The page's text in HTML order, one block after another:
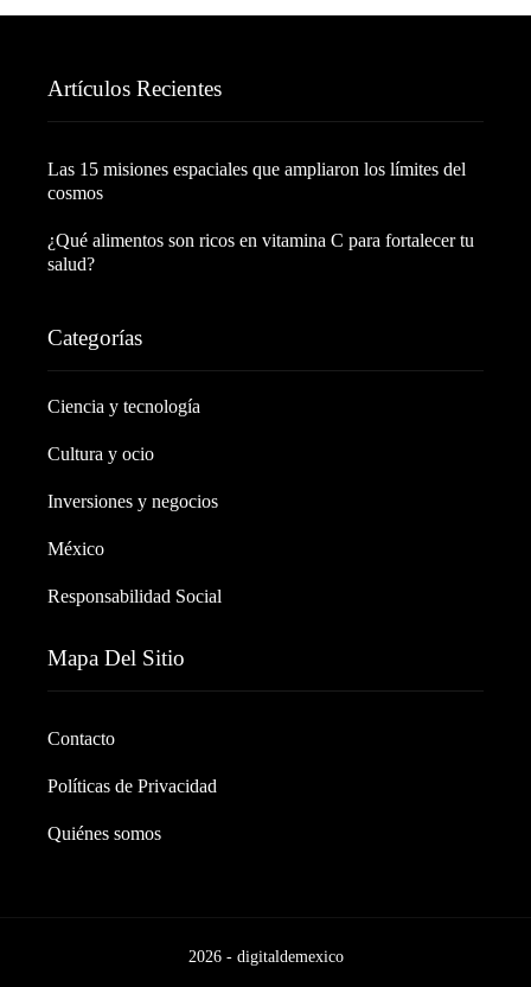
Artículos Recientes
Las 15 misiones espaciales que ampliaron los límites del
cosmos
¿Qué alimentos son ricos en vitamina C para fortalecer tu
salud?
Categorías
Ciencia y tecnología
Cultura y ocio
Inversiones y negocios
México
Responsabilidad Social
Mapa Del Sitio
Contacto
Políticas de Privacidad
Quiénes somos
2026 - digitaldemexico